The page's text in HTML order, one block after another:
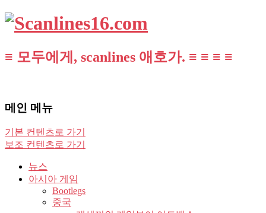
≡ 모두에게, scanlines 애호가. ≡ ≡ ≡ ≡
메인 메뉴
기본 컨텐츠로 가기
보조 컨텐츠로 가기
뉴스
아시아 게임
Bootlegs
중국